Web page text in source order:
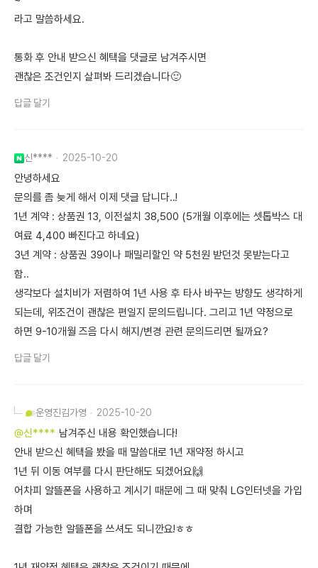
라고 말씀하세요.
통화 후 안내 받으신 혜택을 댓글로 남겨주시면
괜찮은 조건인지 살펴봐 드리겠습니다🙂
답글 달기
신**** 2025-10-20
안녕하세요
문의를 좀 늦게 해서 이제 댓글 답니다..!
1년 계약 : 상품권 13, 이전설치 38,500 (5개월 이후에는 셋톱박스 대
여료 4,400 빠진다고 하네요)
3년 계약 : 상품권 39이나 패밀리할인 약 5천원 받던것 못받는다고
함..
생각보다 설치비가 저렴하여 1년 사용 후 타사 바꾸는 방향도 생각하게
되는데, 위조건이 괜찮은 편일지 문의드립니다. 그리고 1년 약정으로
하면 9-10개월 즈음 다시 해지/변경 관련 문의드리면 될까요?
답글 달기
운영진김가영 2025-10-20
@신**** 남겨주신 내용 확인했습니다!
안내 받으신 혜택을 봤을 때 말씀대로 1년 재약정 하시고
1년 뒤 이동 여부를 다시 판단해도 되겠어요🙌
어차피 알뜰폰을 사용하고 계시기 때문에 그 때 맞춰 LG인터넷을 가입
하며
결합 가능한 알뜰폰을 쓰셔도 되니깐요!ㅎㅎ